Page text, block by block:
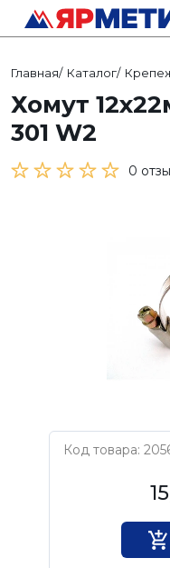
Главная/ Каталог/
Хомут
301 W2
0
Код товара:
Нет бренда